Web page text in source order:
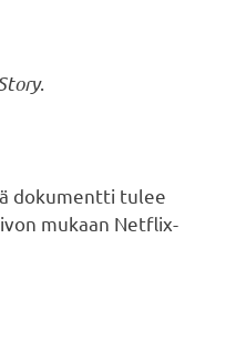
.
dokumentti tulee
mukaan Netflix-